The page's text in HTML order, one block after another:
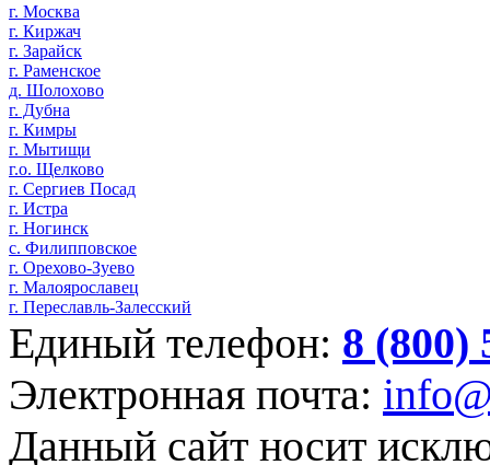
г. Москва
г. Киржач
г. Зарайск
г. Раменское
д. Шолохово
г. Дубна
г. Кимры
г. Мытищи
г.о. Щелково
г. Сергиев Посад
г. Истра
г. Ногинск
с. Филипповское
г. Орехово-Зуево
г. Малоярославец
г. Переславль-Залесский
Единый телефон: 8 (800)
Электронная почта:
Данный сайт носит